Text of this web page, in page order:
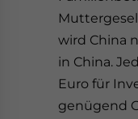
wird China
in China.
Euro für
genügend